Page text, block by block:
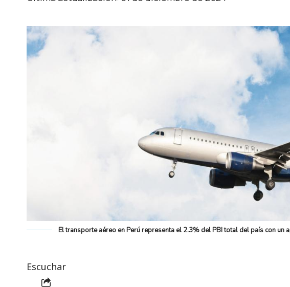
El transporte aéreo en Perú representa el 2.3% del PBI total del país con
Escuchar